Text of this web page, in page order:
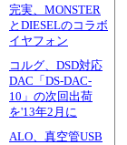
完実、MONSTER
とDIESELのコラボ
イヤフォン
コルグ、DSD対応
DAC「DS-DAC-
10」の次回出荷
を'13年2月に
ALO、真空管USB